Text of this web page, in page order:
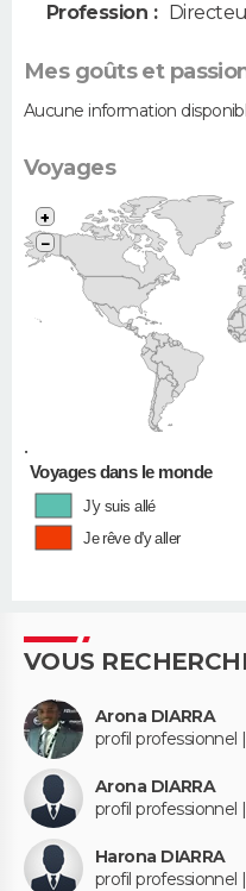
Profession :
Mes goûts et
Aucune information
Voyages
•
+
−
Voyages dans le monde
J'y suis allé
Je rêve d'y aller
VOUS
Arona DIARRA
profil professionnel
Arona DIARRA
profil
Harona DIARRA
profil professionnel